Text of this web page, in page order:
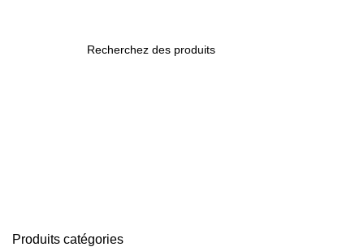
Produits catégories